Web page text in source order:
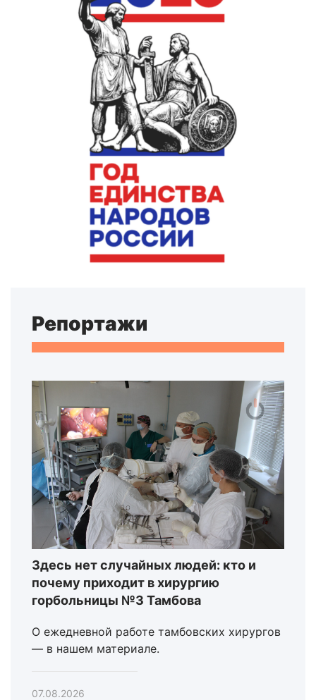
Репортажи
Здесь нет случайных людей: кто и
почему приходит в хирургию
горбольницы №3 Тамбова
О ежедневной работе тамбовских хирургов
— в нашем материале.
07.08.2026